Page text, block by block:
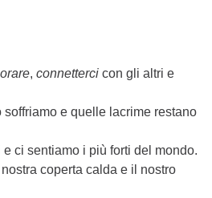
,connetterci con gli altri e
e quelle lacrime restano
ci sentiamo i più forti del mondo.
coperta calda e il nostro